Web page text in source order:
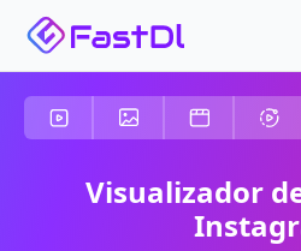
Visualizador